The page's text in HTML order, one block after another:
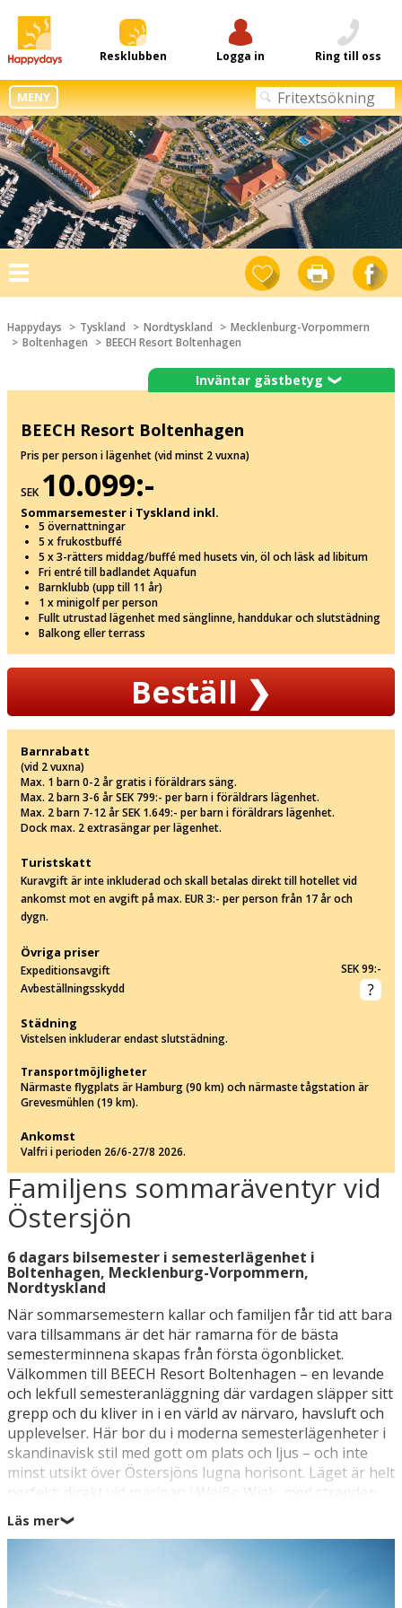
Resklubben Logga in Ring till oss
MENY
Toggle
navigation
Happydays Tyskland Nordtyskland
Mecklenburg-Vorpommern
Boltenhagen
BEECH Resort Boltenhagen
Familjens sommaräventyr vid
Östersjön
6 dagars bilsemester i semesterlägenhet i
Boltenhagen, Mecklenburg-Vorpommern,
Nordtyskland
När sommarsemestern kallar och familjen får tid att bara
vara tillsammans är det här ramarna för de bästa
semesterminnena skapas från första ögonblicket.
Välkommen till BEECH Resort Boltenhagen – en levande
och lekfull semesteranläggning där vardagen släpper sitt
grepp och du kliver in i en värld av närvaro, havsluft och
upplevelser. Här bor du i moderna semesterlägenheter i
skandinavisk stil med gott om plats och ljus – och inte
minst utsikt över Östersjöns lugna horisont. Läget är helt
perfekt: direkt vid marinan i Weiße Wiek, med stranden
precis utanför dörren och den mysiga hamnmiljön som
granne. Det betyder att du enkelt kan växla mellan
ett stort utbud av faciliteter som gör semestern enkel
Läs mer❯
Inväntar gästbetyg❯
BEECH Resort Boltenhagen
Pris per person i lägenhet (vid minst 2 vuxna)
SEK 10.099:-
Sommarsemester i Tyskland inkl.
5 övernattningar
5 x frukostbuffé
5 x 3-rätters middag/buffé med husets vin, öl och läsk ad libitum
Fri entré till badlandet Aquafun
Barnklubb (upp till 11 år)
1 x minigolf per person
Fullt utrustad lägenhet med sänglinne, handdukar och slutstädning
Balkong eller terrass
Beställ❯
Barnrabatt
(vid 2 vuxna)
Max. 1 barn 0-2 år gratis i föräldrars säng.
Max. 2 barn 3-6 år SEK 799:- per barn i föräldrars lägenhet.
Max. 2 barn 7-12 år SEK 1.649:- per barn i föräldrars lägenhet.
Dock max. 2 extrasängar per lägenhet.
Turistskatt
Kuravgift är inte inkluderad och skall betalas direkt till hotellet vid
ankomst mot en avgift på max. EUR 3:- per person från 17 år och
dygn.
Övriga priser
Expeditionsavgift
SEK 99:-
Avbeställningsskydd
Städning
Vistelsen inkluderar endast slutstädning.
Transportmöjligheter
Närmaste flygplats är Hamburg (90 km) och närmaste tågstation är
Grevesmühlen (19 km).
Ankomst
Valfri i perioden 26/6-27/8 2026.